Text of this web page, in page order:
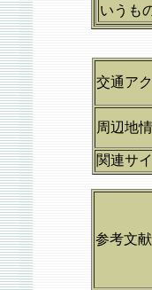
いうも
交通ア
周辺地
関連サ
参考文献